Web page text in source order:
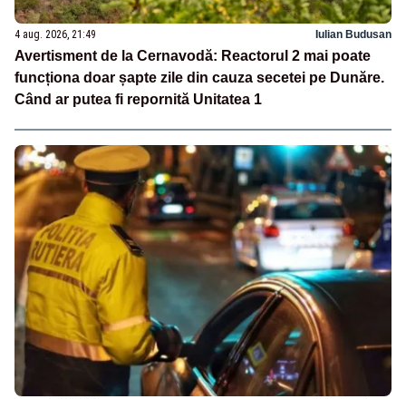
4 aug. 2026, 21:49 Iulian Budusan
Avertisment de la Cernavodă: Reactorul 2 mai poate
funcționa doar șapte zile din cauza secetei pe Dunăre.
Când ar putea fi repornită Unitatea 1